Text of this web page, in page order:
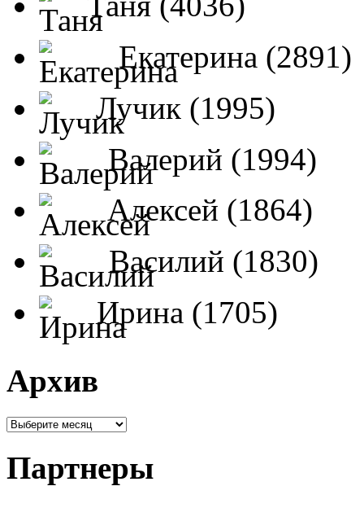
Екатерина (2891)
Лучик (1995)
Валерий (1994)
Алексей (1864)
Василий (1830)
Ирина (1705)
Архив
Партнеры